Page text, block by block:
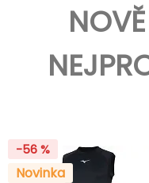
-56 %
Novinka